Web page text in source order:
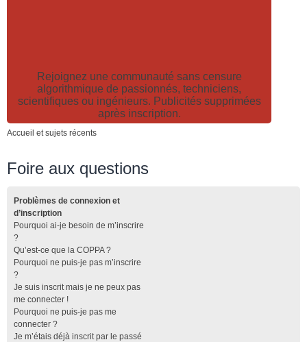
Rejoignez une communauté sans censure
algorithmique de passionnés, techniciens,
scientifiques ou ingénieurs. Publicités supprimées
après inscription.
Accueil et sujets récents
Foire aux questions
Problèmes de connexion et
d’inscription
Pourquoi ai-je besoin de m’inscrire
?
Qu’est-ce que la COPPA ?
Pourquoi ne puis-je pas m’inscrire
?
Je suis inscrit mais je ne peux pas
me connecter !
Pourquoi ne puis-je pas me
connecter ?
Je m’étais déjà inscrit par le passé